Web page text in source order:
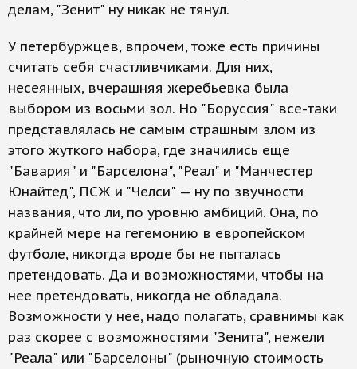
делам, "Зенит" ну никак не тянул.
У петербуржцев, впрочем, тоже есть причины
считать себя счастливчиками. Для них,
несеянных, вчерашняя жеребьевка была
выбором из восьми зол. Но "Боруссия" все-таки
представлялась не самым страшным злом из
этого жуткого набора, где значились еще
"Бавария" и "Барселона", "Реал" и "Манчестер
Юнайтед", ПСЖ и "Челси" — ну по звучности
названия, что ли, по уровню амбиций. Она, по
крайней мере на гегемонию в европейском
футболе, никогда вроде бы не пыталась
претендовать. Да и возможностями, чтобы на
нее претендовать, никогда не обладала.
Возможности у нее, надо полагать, сравнимы как
раз скорее с возможностями "Зенита", нежели
"Реала" или "Барселоны" (рыночную стоимость